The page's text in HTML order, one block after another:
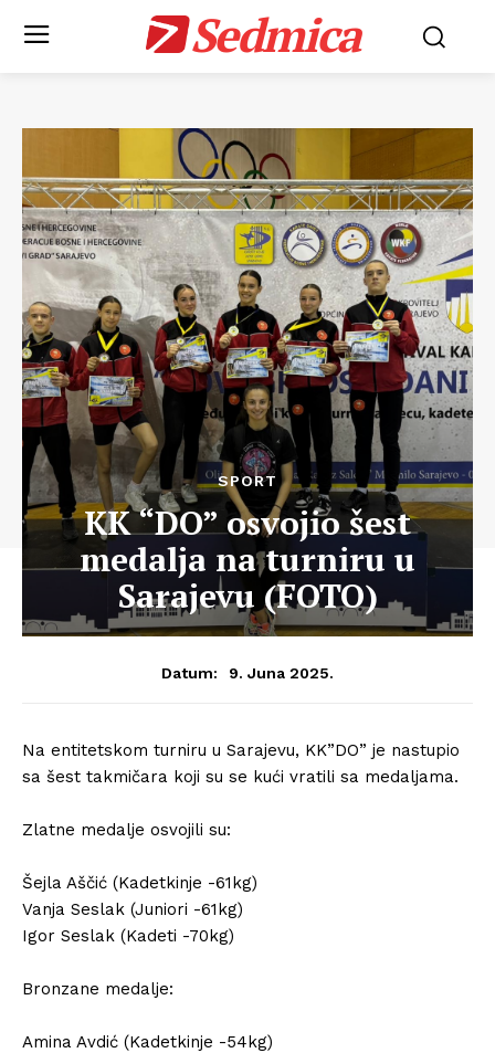
Sedmica
SPORT
KK “DO” osvojio šest
medalja na turniru u
Sarajevu (FOTO)
Datum: 9. Juna 2025.
Na entitetskom turniru u Sarajevu, KK”DO” je nastupio
sa šest takmičara koji su se kući vratili sa medaljama.
Zlatne medalje osvojili su:
Šejla Aščić (Kadetkinje -61kg)
Vanja Seslak (Juniori -61kg)
Igor Seslak (Kadeti -70kg)
Bronzane medalje:
Amina Avdić (Kadetkinje -54kg)